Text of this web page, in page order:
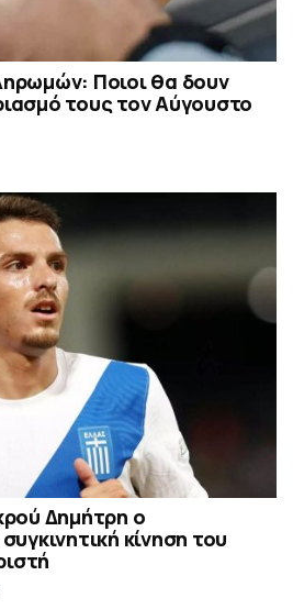
Ποιοι θα δουν
τους τον Αύγουστο
Δημήτρη ο
κίνηση του